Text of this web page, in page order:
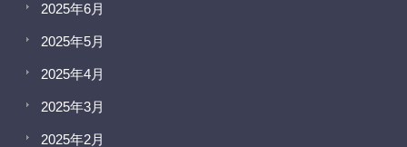
2025年6月
2025年5月
2025年4月
2025年3月
2025年2月